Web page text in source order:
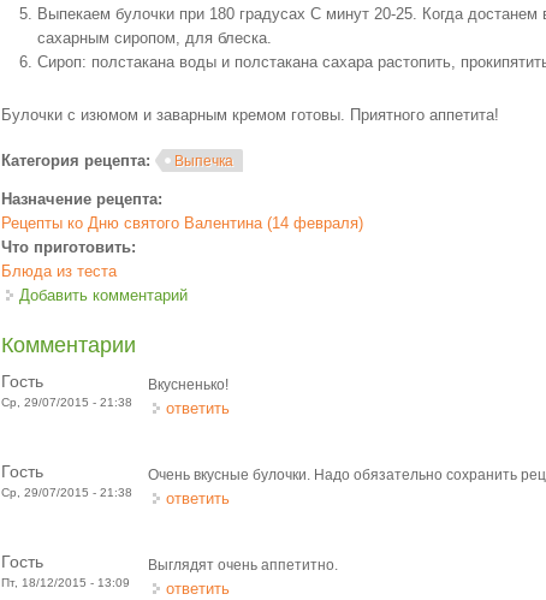
Выпекаем булочки при 180 градусах С минут 20-25. Когда достанем
сахарным сиропом, для блеска.
Сироп: полстакана воды и полстакана сахара растопить,
Булочки с изюмом и заварным кремом готовы. Приятного аппетита!
Категория рецепта: Выпечка
Назначение рецепта:
Рецепты ко Дню святого Валентина (14 февраля)
Что приготовить:
Блюда из теста
Добавить комментарий
Комментарии
Гость
Ср, 29/07/2015 - 21:38
Вкусненько!
ответить
Гость
Ср, 29/07/2015 - 21:38
Очень вкусные булочки. Надо обязательно сохранить
ответить
Гость
Пт, 18/12/2015 - 13:09
Выглядят очень аппетитно.
ответить